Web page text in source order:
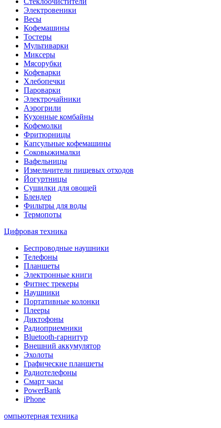
Электровеники
Весы
Кофемашины
Тостеры
Мультиварки
Миксеры
Мясорубки
Кофеварки
Хлебопечки
Пароварки
Электрочайники
Аэрогрили
Кухонные комбайны
Кофемолки
Фритюрницы
Капсульные кофемашины
Соковыжималки
Вафельницы
Измельчители пищевых отходов
Йогуртницы
Сушилки для овощей
Блендер
Фильтры для воды
Термопоты
Цифровая техника
Беспроводные наушники
Телефоны
Планшеты
Электронные книги
Фитнес трекеры
Наушники
Портативные колонки
Плееры
Диктофоны
Радиоприемники
Bluetooth-гарнитур
Внешний аккумулятор
Эхолоты
Графические планшеты
Радиотелефоны
Смарт часы
PowerBank
iPhone
омпьютерная техника